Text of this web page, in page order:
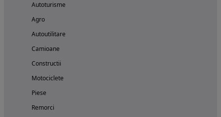
Autoturisme
Agro
Autoutilitare
Camioane
Constructii
Motociclete
Piese
Remorci